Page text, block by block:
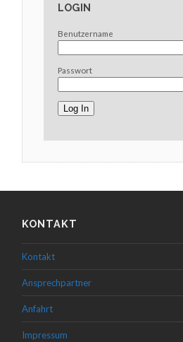
LOGIN
Benutzername
Passwort
KONTAKT
Kontakt
Ansprechpartner
Anfahrt
Impressum